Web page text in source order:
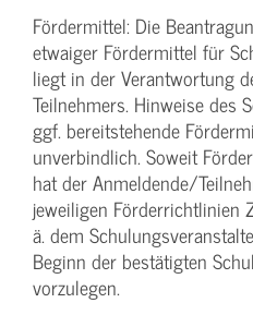
Fördermittel: Die
etwaiger Fördermittel für
liegt in der Verantwortung
Teilnehmers. Hinweise des
ggf. bereitstehende
unverbindlich. Soweit
hat der Anmeldende/­
jeweiligen Förderrichtlinien
ä. dem
Beginn der bestätigten
vorzulegen.